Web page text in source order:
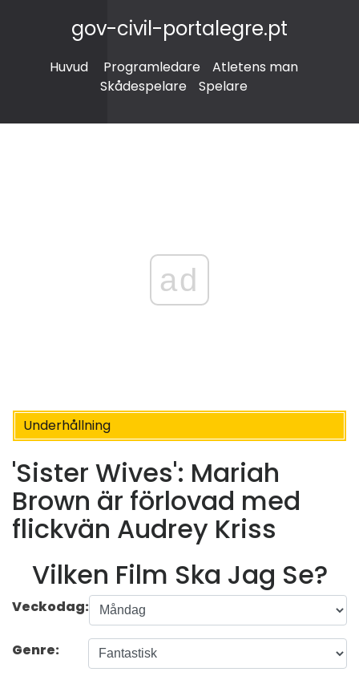
gov-civil-portalegre.pt
Huvud Programledare
Atletens man
Skådespelare
Spelare
ad
Underhållning
'Sister Wives': Mariah
Brown är förlovad med
flickvän Audrey Kriss
Vilken Film Ska Jag Se?
Veckodag:
Genre: